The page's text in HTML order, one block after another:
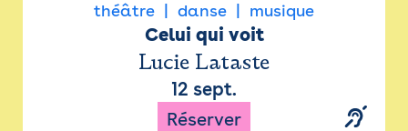
théâtre danse musique
Celui qui voit
Lucie Lataste
12 sept.
Réserver